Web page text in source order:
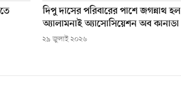
দিপু দাসের পরিবারের পাশে জগন্নাথ হল
অ্যালামনাই অ্যাসোসিয়েশন অব কানাডা
২৯ জুলাই ২০২৬